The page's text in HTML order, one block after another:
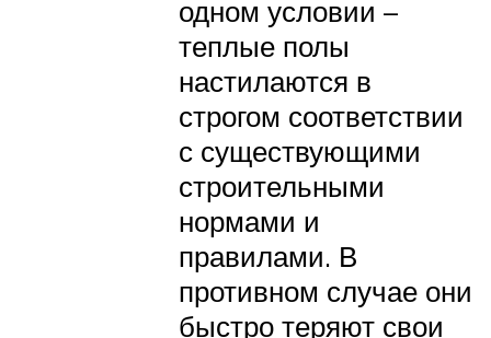
одном условии –
теплые полы
настилаются в
строгом соответствии
с существующими
строительными
нормами и
правилами. В
противном случае они
быстро теряют свои